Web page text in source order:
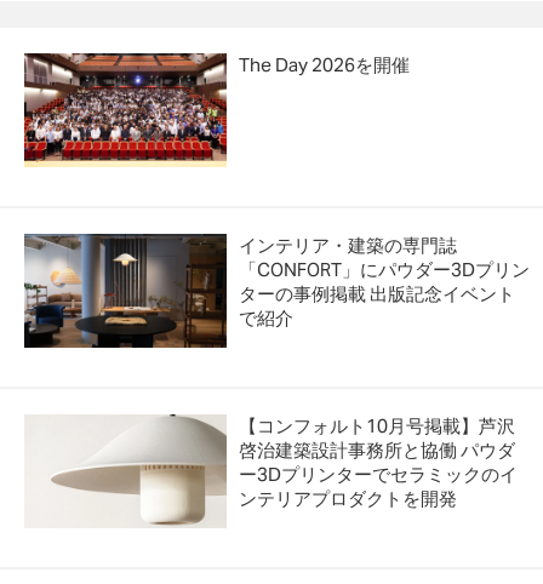
The Day 2026を開催
インテリア・建築の専門誌
「CONFORT」にパウダー3Dプリン
ターの事例掲載 出版記念イベント
で紹介
【コンフォルト10月号掲載】芦沢
啓治建築設計事務所と協働 パウダ
ー3Dプリンターでセラミックのイ
ンテリアプロダクトを開発